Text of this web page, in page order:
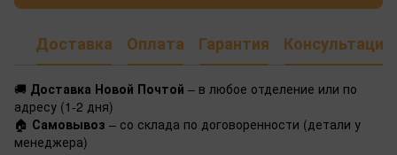
Доставка Оплата Гарантия Консультация
🚚 Доставка Новой Почтой – в любое отделение или по
адресу (1-2 дня)
🏠 Самовывоз – со склада по договоренности (детали у
менеджера)